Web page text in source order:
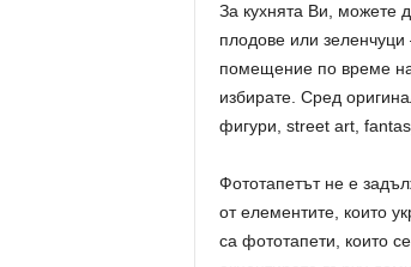
За кухнята Ви, можете
плодове или зеленчуци
помещение по време на
избирате. Сред
фигури, street art,
Фототапетът не е
от елементите, които
са фототапети, които